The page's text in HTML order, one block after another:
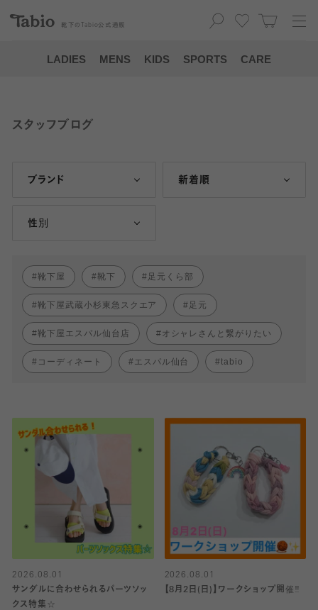
靴下の Tabio 公式通販
LADIES MENS KIDS SPORTS CARE
スタッフブログ
ブランド 新着順
性別
靴下屋 靴下 足元くら部
靴下屋武蔵小杉東急スクエア 足元
靴下屋エスパル仙台店 オシャレさんと繋がりたい
コーディネート エスパル仙台 tabio
2026.08.01
サンダルに合わせられるパーツソッ
クス特集☆
2026.08.01
【8月2日(日)】ワークショップ開催‼️